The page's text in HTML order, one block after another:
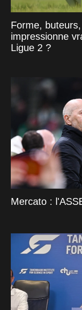
Forme,
impressionne
Ligue 2 ?
Mercato :